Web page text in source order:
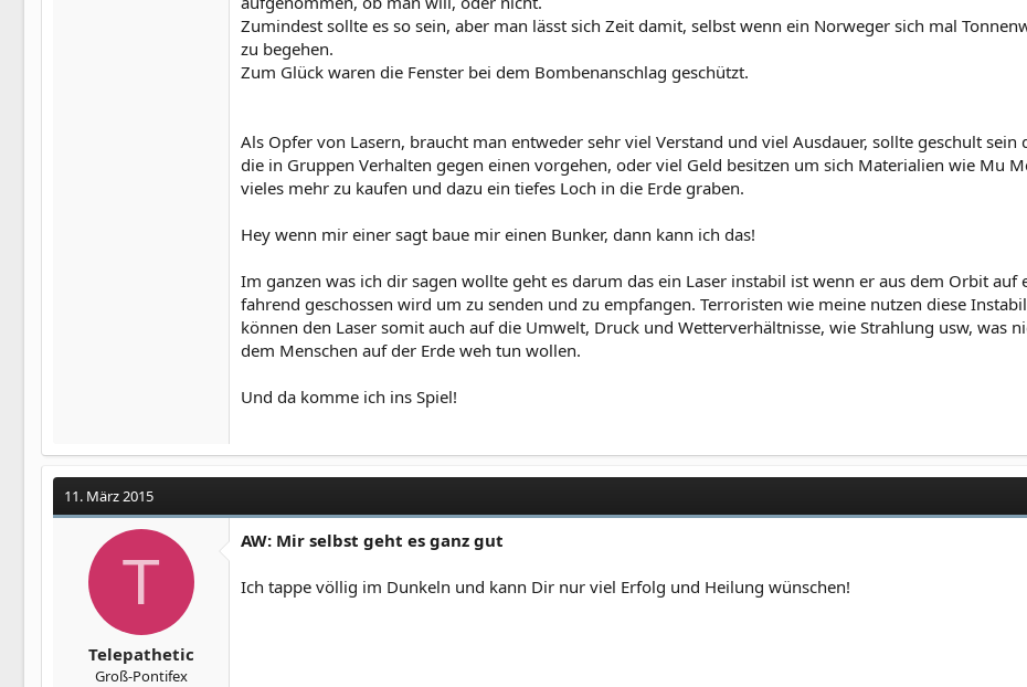
Zumindest sollte es so sein, aber man lässt sich Zeit damit, selbst wenn ein Norweger sich mal
zu begehen.
Zum Glück waren die Fenster bei dem Bombenanschlag geschützt.
Als Opfer von Lasern, braucht man entweder sehr viel Verstand und viel Ausdauer, sollte geschult
die in Gruppen Verhalten gegen einen vorgehen, oder viel Geld besitzen um sich Materialien wie Mu
vieles mehr zu kaufen und dazu ein tiefes Loch in die Erde graben.
Hey wenn mir einer sagt baue mir einen Bunker, dann kann ich das!
Im ganzen was ich dir sagen wollte geht es darum das ein Laser instabil ist wenn er aus dem Orbit auf
fahrend geschossen wird um zu senden und zu empfangen. Terroristen wie meine nutzen diese
können den Laser somit auch auf die Umwelt, Druck und Wetterverhältnisse, wie Strahlung usw, was
dem Menschen auf der Erde weh tun wollen.
Und da komme ich ins Spiel!
11. März 2015
T
Telepathetic
Groß-Pontifex
AW: Mir selbst geht es ganz gut
Ich tappe völlig im Dunkeln und kann Dir nur viel Erfolg und Heilung wünschen!